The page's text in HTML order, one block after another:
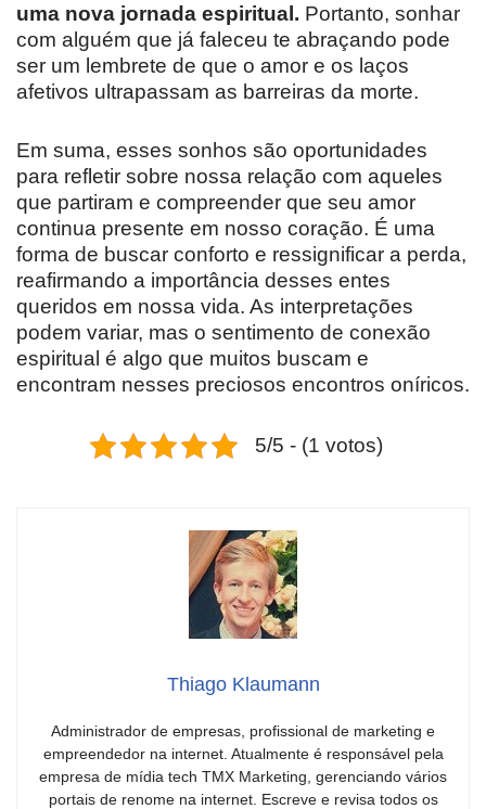
uma nova jornada espiritual. Portanto, sonhar
com alguém que já faleceu te abraçando pode
ser um lembrete de que o amor e os laços
afetivos ultrapassam as barreiras da morte.
Em suma, esses sonhos são oportunidades
para refletir sobre nossa relação com aqueles
que partiram e compreender que seu amor
continua presente em nosso coração. É uma
forma de buscar conforto e ressignificar a perda,
reafirmando a importância desses entes
queridos em nossa vida. As interpretações
podem variar, mas o sentimento de conexão
espiritual é algo que muitos buscam e
encontram nesses preciosos encontros oníricos.
5/5 - (1 votos)
Thiago Klaumann
Administrador de empresas, profissional de marketing e
empreendedor na internet. Atualmente é responsável pela
empresa de mídia tech TMX Marketing, gerenciando vários
portais de renome na internet. Escreve e revisa todos os